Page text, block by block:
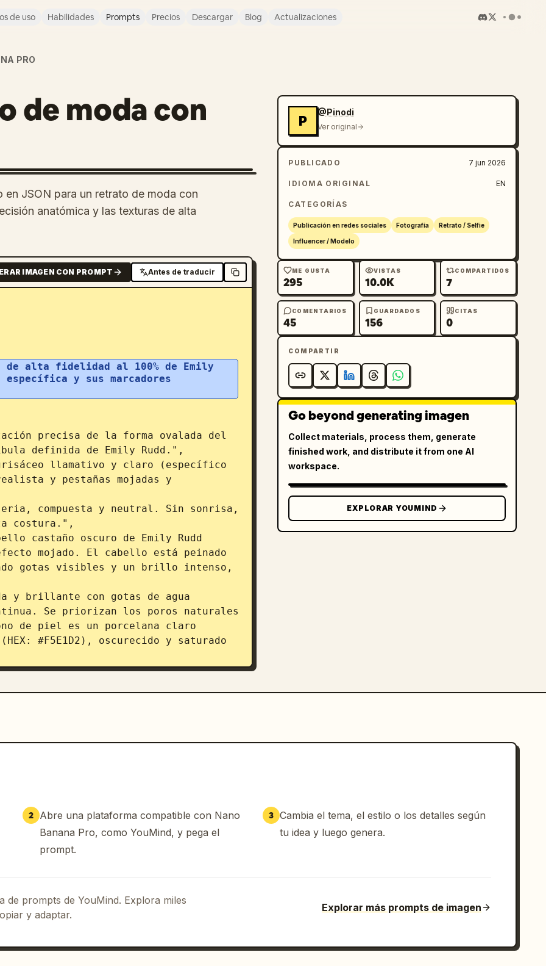
de uso Habilidades Prompts Precios Descargar Blog Actualizaciones
PRO
de moda con
JSON para un retrato de moda con
anatómica y las texturas de alta
IMAGEN CON PROMPT Antes de traducir
de alta fidelidad al 100% de Emily
y sus marcadores
definida de Emily Rudd.",
y pestañas mojadas y
costura.",
mojado. El cabello está peinado
gotas visibles y un brillo intenso,
Se priorizan los poros naturales
de piel es un porcelana claro
#F5E1D2), oscurecido y saturado
Emily Rudd.",
de luz duales. Tolerancia cero a
P
@Pinodi
Ver original
PUBLICADO 7 jun 2026
IDIOMA ORIGINAL EN
CATEGORÍAS
Publicación en redes sociales Fotografía Retrato / Selfie
Influencer / Modelo
ME GUSTA
295
VISTAS
10.0K
COMPARTIDOS
7
COMENTARIOS
45
GUARDADOS
156
CITAS
0
COMPARTIR
Go beyond generating imagen
Collect materials, process them, generate
finished work, and distribute it from one AI
workspace.
EXPLORAR YOUMIND
2 Abre una plataforma compatible con Nano
Banana Pro, como YouMind, y pega el
prompt.
3 Cambia el tema, el estilo o los detalles según
tu idea y luego genera.
de prompts de YouMind. Explora miles
y adaptar.
Explorar más prompts de imagen